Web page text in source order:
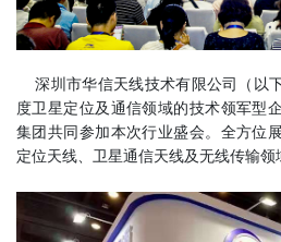
深圳市华信天线技术有限公司（以
度卫星定位及通信领域的技术领军型
集团共同参加本次行业盛会。全方位
定位天线、卫星通信天线及无线传输领